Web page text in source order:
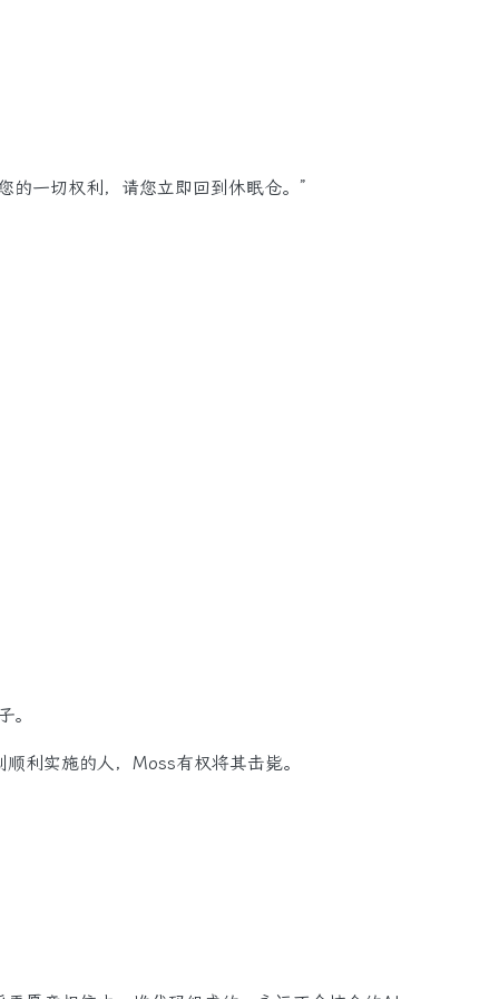
一切权利，请您立即回到休眠仓。”
实施的人，Moss有权将其击毙。